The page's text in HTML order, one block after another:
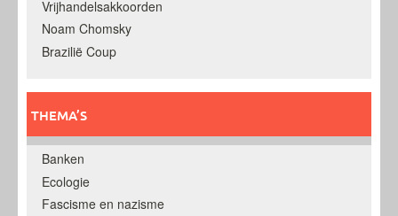
Vrijhandelsakkoorden
Noam Chomsky
Brazilië Coup
THEMA’S
Banken
Ecologie
Fascisme en nazisme